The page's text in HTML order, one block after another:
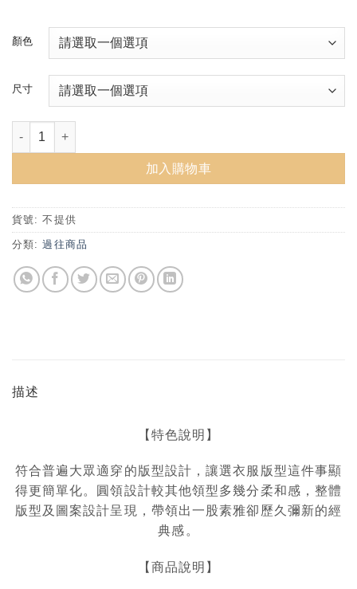
顏色
尺寸
NTU經典款純棉短T恤(2色) 數量
加入購物車
貨號:不提供
分類:過往商品
描述
【特色說明】
符合普遍大眾適穿的版型設計，讓選衣服版型這件事顯
得更簡單化。圓領設計較其他領型多幾分柔和感，整體
版型及圖案設計呈現，帶領出一股素雅卻歷久彌新的經
典感。
【商品說明】